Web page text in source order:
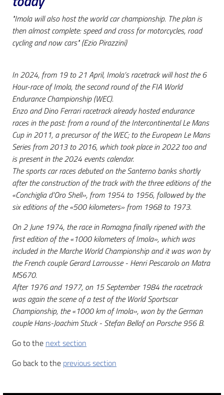
Chiedi al
bibliotecario
Orari
"Imola will also host the world car championship. The plan is
then almost complete: speed and cross for motorcycles, road
cycling and now cars" (Ezio Pirazzini)
In 2024, from 19 to 21 April, Imola’s racetrack will host the 6
Hour-race of Imola, the second round of the FIA World
Endurance Championship (WEC).
Enzo and Dino Ferrari racetrack already hosted endurance
races in the past: from a round of the Intercontinental Le Mans
Cup in 2011, a precursor of the WEC; to the European Le Mans
Series from 2013 to 2016, which took place in 2022 too and
is present in the 2024 events calendar.
The sports car races debuted on the Santerno banks shortly
after the construction of the track with the three editions of the
«Conchiglia d'Oro Shell», from 1954 to 1956, followed by the
six editions of the «500 kilometers» from 1968 to 1973.
On 2 June 1974, the race in Romagna finally ripened with the
first edition of the «1000 kilometers of Imola», which was
included in the Marche World Championship and it was won by
the French couple Gerard Larrousse - Henri Pescarolo on Matra
MS670.
After 1976 and 1977, on 15 September 1984 the racetrack
was again the scene of a test of the World Sportscar
Championship, the «1000 km of Imola», won by the German
couple Hans-Joachim Stuck - Stefan Bellof on Porsche 956 B.
Go to the next section
Go back to the previous section